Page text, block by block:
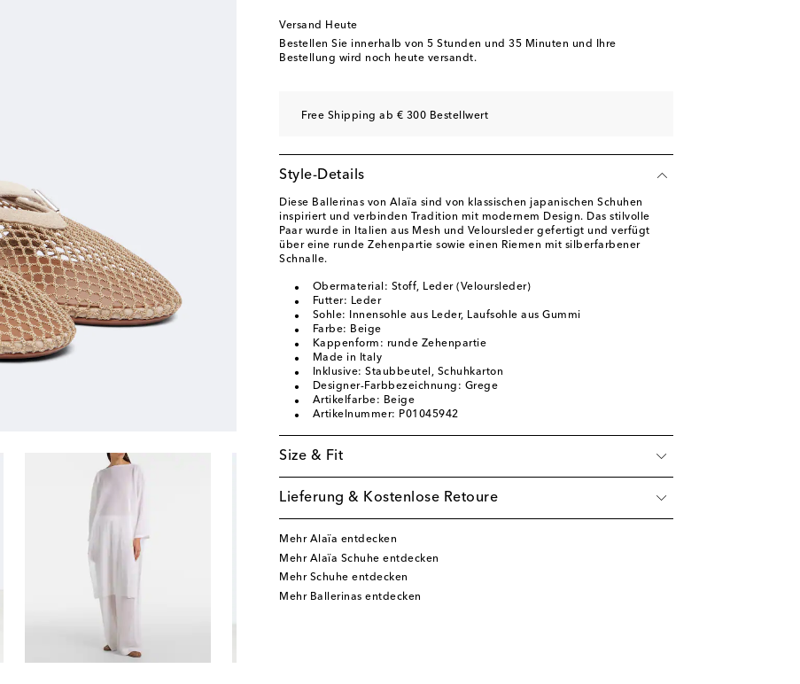
EU 41 Letzter Artikel
EU 41.5
Versand Heute
Bestellen Sie innerhalb von 5 Stunden und 35 Minuten und Ihre
Bestellung wird noch heute versandt.
Free Shipping ab € 300 Bestellwert
Style-Details
Diese Ballerinas von Alaïa sind von klassischen japanischen Schuhen
inspiriert und verbinden Tradition mit modernem Design. Das stilvolle
Paar wurde in Italien aus Mesh und Veloursleder gefertigt und verfügt
über eine runde Zehenpartie sowie einen Riemen mit silberfarbener
Schnalle.
Obermaterial: Stoff, Leder (Veloursleder)
Futter: Leder
Sohle: Innensohle aus Leder, Laufsohle aus Gummi
Farbe: Beige
Kappenform: runde Zehenpartie
Made in Italy
Inklusive: Staubbeutel, Schuhkarton
Designer-Farbbezeichnung: Grege
Artikelfarbe: Beige
Artikelnummer: P01045942
Size & Fit
Lieferung & Kostenlose Retoure
Mehr Alaïa entdecken
Mehr Alaïa Schuhe entdecken
Mehr Schuhe entdecken
Mehr Ballerinas entdecken